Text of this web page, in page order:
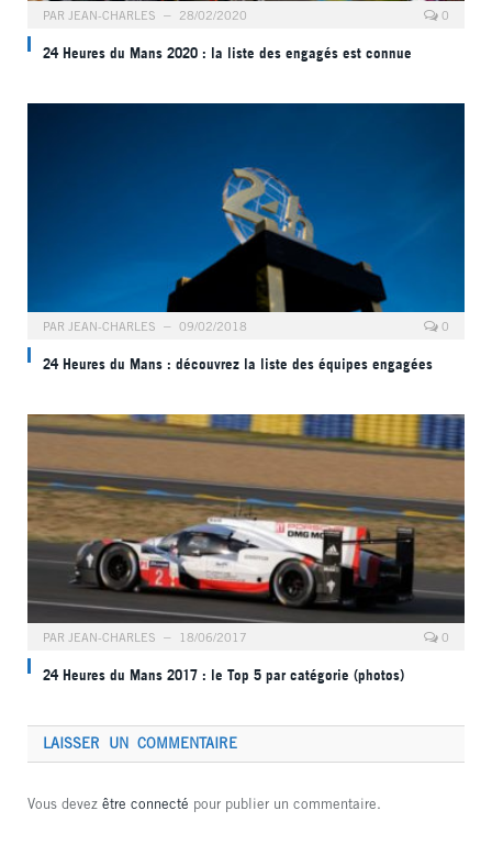
PAR JEAN-CHARLES 28/02/2020 0
24 Heures du Mans 2020 : la liste des engagés est connue
PAR JEAN-CHARLES 09/02/2018 0
24 Heures du Mans : découvrez la liste des équipes engagées
PAR JEAN-CHARLES 18/06/2017 0
24 Heures du Mans 2017 : le Top 5 par catégorie (photos)
LAISSER UN COMMENTAIRE
Vous devez être connecté pour publier un commentaire.